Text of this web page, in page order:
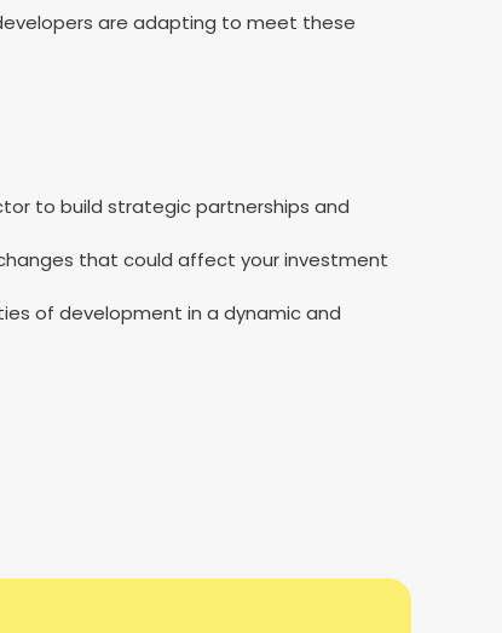
are adapting to meet these
to build strategic partnerships and
that could affect your investment
of development in a dynamic and